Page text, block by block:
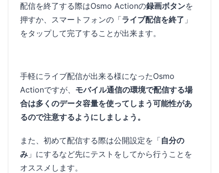
配信を終了する際はOsmo Actionの録画ボタンを
押すか、スマートフォンの「ライブ配信を終了 」
をタップして完了することが出来ます。
手軽にライブ配信が出来る様になったOsmo
Actionですが、 モバイル通信の環境で配信する場
合は多くのデータ容量を使ってしまう可能性があ
るので注意するようにしましょう。
また、初めて配信する際は公開設定を「自分の
み 」にするなど先にテストをしてから行うことを
オススメします。